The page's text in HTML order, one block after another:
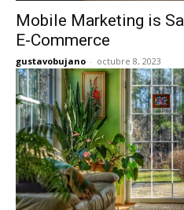
Mobile Marketing is
E-Commerce
gustavobujano - octubre 8, 2023